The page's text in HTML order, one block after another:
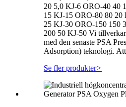
20 5,0 KJ-6 ORO-40 40
15 KJ-15 ORO-80 80 20
25 KJ-30 ORO-150 150
200 50 KJ-50 Vi
med den senaste PSA
Adsorption) teknologi.
Se fler produkter>